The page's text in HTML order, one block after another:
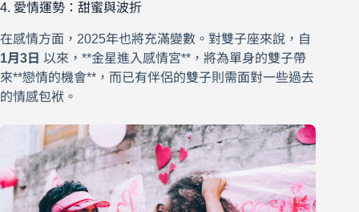
4. 愛情運勢：甜蜜與波折
在感情方面，2025年也將充滿變數。對雙子座來說，自
1月3日 以來，**金星進入感情宮**，將為單身的雙子帶
來**戀情的機會**，而已有伴侶的雙子則需面對一些過去
的情感包袱。